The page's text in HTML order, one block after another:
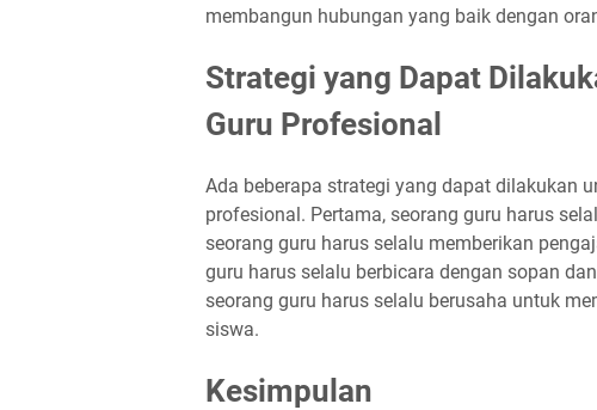
membangun hubungan yang baik dengan
Strategi yang Dapat
Guru Profesional
Ada beberapa strategi yang dapat dilakukan
profesional. Pertama, seorang guru harus
seorang guru harus selalu memberikan
guru harus selalu berbicara dengan sopan
seorang guru harus selalu berusaha untuk
siswa.
Kesimpulan